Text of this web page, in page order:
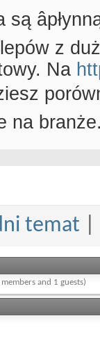
są
z
Na
na
temat
members and 1 guests)